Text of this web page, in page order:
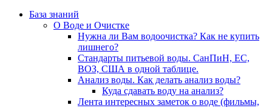
База знаний
О Воде и Очистке
Нужна ли Вам водоочистка? Как не купить
лишнего?
Стандарты питьевой воды. СанПиН, ЕС,
ВОЗ, США в одной таблице.
Анализ воды. Как делать анализ воды?
Куда сдавать воду на анализ?
Лента интересных заметок о воде (фильмы,